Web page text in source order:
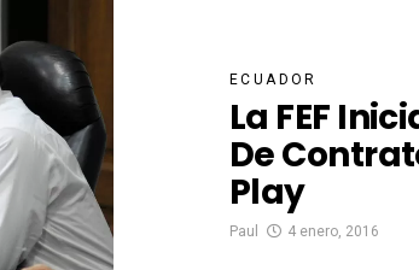
ECUADOR
La FEF
De
Play
Paul 4 enero, 2016